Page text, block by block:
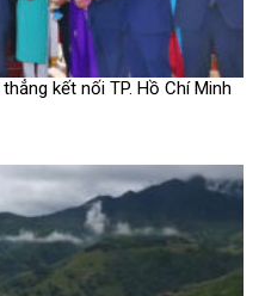
kết nối TP. Hồ Chí Minh